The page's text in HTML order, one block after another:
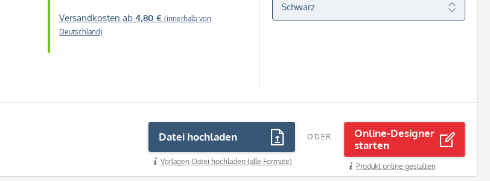
Versandkosten ab 4,80 € (innerhalb von
Deutschland)
Datei hochladen
Vorlagen-Datei hochladen (alle Formate)
ODER
Online-Designer
starten
Produkt online gestalten